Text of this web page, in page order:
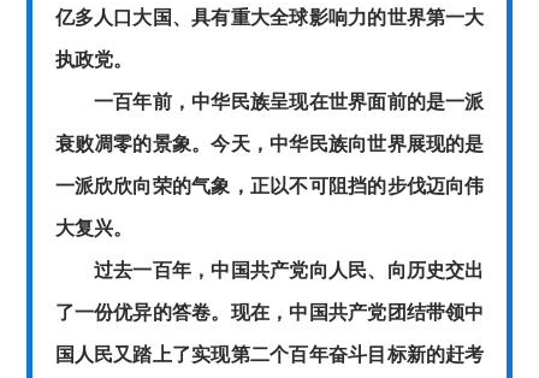
亿多人口大国、具有重大全球影响力的世界第一大
执政党。
一百年前，中华民族呈现在世界面前的是一派
衰败凋零的景象。今天，中华民族向世界展现的是
一派欣欣向荣的气象，正以不可阻挡的步伐迈向伟
大复兴。
过去一百年，中国共产党向人民、向历史交出
了一份优异的答卷。现在，中国共产党团结带领中
国人民又踏上了实现第二个百年奋斗目标新的赶考